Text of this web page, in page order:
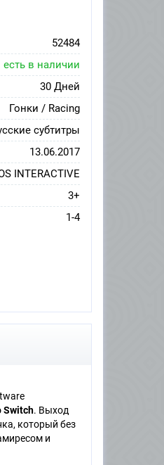
52484
есть в наличии
30 Дней
Гонки / Racing
субтитры
13.06.2017
INTERACTIVE
3+
1-4
Switch. Выход
который без
и